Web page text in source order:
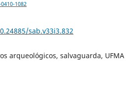
1082
sab.v33i3.832
arqueológicos, salvaguarda, UFMA